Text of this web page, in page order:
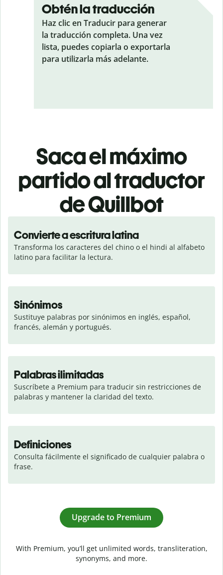
Obtén la traducción
Haz clic en Traducir para generar
la traducción completa. Una vez
lista, puedes copiarla o exportarla
para utilizarla más adelante.
Saca el máximo
partido al traductor
de Quillbot
Convierte a escritura latina
Transforma los caracteres del chino o el hindi al alfabeto
latino para facilitar la lectura.
Sinónimos
Sustituye palabras por sinónimos en inglés, español,
francés, alemán y portugués.
Palabras ilimitadas
Suscríbete a Premium para traducir sin restricciones de
palabras y mantener la claridad del texto.
Definiciones
Consulta fácilmente el significado de cualquier palabra o
frase.
Upgrade to Premium
With Premium, you’ll get unlimited words, transliteration,
synonyms, and more.